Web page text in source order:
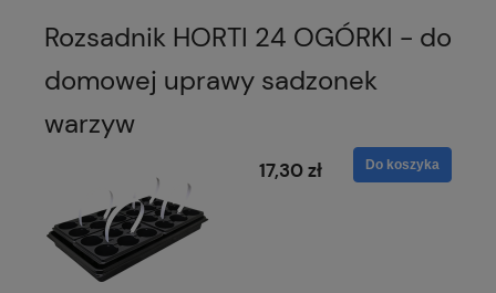
Rozsadnik HORTI 24 OGÓRKI - do
domowej uprawy sadzonek
warzyw
17,30 zł Do koszyka